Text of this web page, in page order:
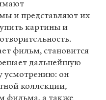
и представляют их
картины и
фильм, становится
дальнейшую
усмотрению: он
коллекции,